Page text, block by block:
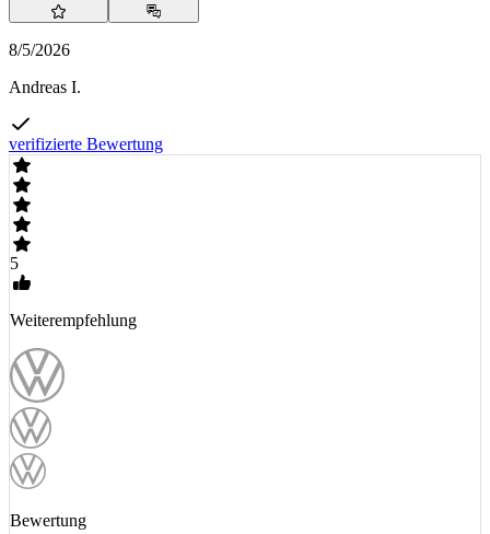
8/5/2026
Andreas I.
verifizierte Bewertung
5
Weiterempfehlung
Bewertung